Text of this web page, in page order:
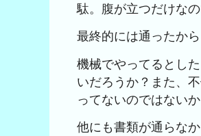
駄。腹が立つだけな
最終的には通ったか
機械でやってるとし
いだろうか？また、
ってないのではないか
他にも書類が通らな